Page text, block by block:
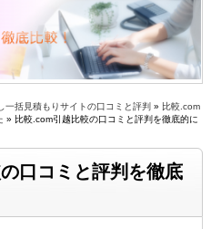
一括見積もりサイトの口コミと評判 » 比較.com
» 比較.com引越比較の口コミと評判を徹底的に
口コミと評判を徹底